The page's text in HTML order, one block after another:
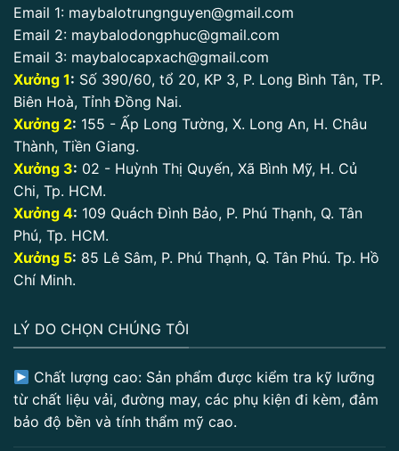
Email 1: maybalotrungnguyen@gmail.com
Email 2: maybalodongphuc@gmail.com
Email 3: maybalocapxach@gmail.com
Xưởng 1: Số 390/60, tổ 20, KP 3, P. Long Bình Tân, TP.
Biên Hoà, Tỉnh Đồng Nai.
Xưởng 2: 155 - Ấp Long Tường, X. Long An, H. Châu
Thành, Tiền Giang.
Xưởng 3: 02 - Huỳnh Thị Quyến, Xã Bình Mỹ, H. Củ
Chi, Tp. HCM.
Xưởng 4: 109 Quách Đình Bảo, P. Phú Thạnh, Q. Tân
Phú, Tp. HCM.
Xưởng 5: 85 Lê Sâm, P. Phú Thạnh, Q. Tân Phú. Tp. Hồ
Chí Minh.
LÝ DO CHỌN CHÚNG TÔI
Chất lượng cao: Sản phẩm được kiểm tra kỹ lưỡng
từ chất liệu vải, đường may, các phụ kiện đi kèm, đảm
bảo độ bền và tính thẩm mỹ cao.